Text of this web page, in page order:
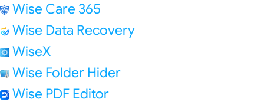
Wise Care 365
Wise Data Recovery
WiseX
Wise Folder Hider
Wise PDF Editor